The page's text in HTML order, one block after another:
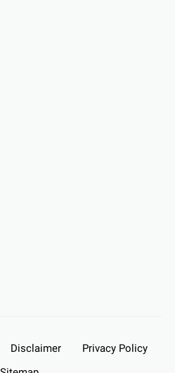
Disclaimer
Privacy Policy